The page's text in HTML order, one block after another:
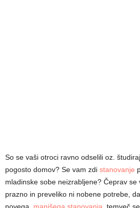
So se vaši otroci ravno odselili oz.
pogosto domov? Se vam zdi stanovanje
mladinske sobe neizrabljene? Čeprav se
prazno in preveliko ni nobene potrebe,
novega, manjšega stanovanja , temveč